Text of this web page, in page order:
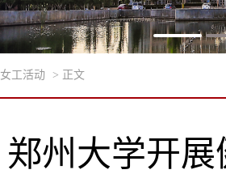
女工活动 > 正文
郑州大学开